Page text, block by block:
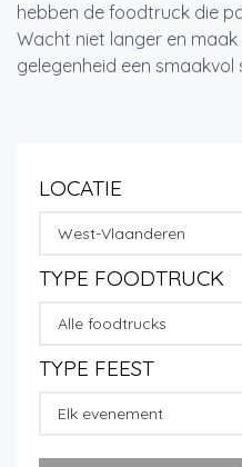
hebben de foodtruck die
Wacht niet langer en
gelegenheid een smaakvol
LOCATIE
West-Vlaanderen
TYPE FOODTRUCK
Alle foodtrucks
TYPE FEEST
Elk evenement